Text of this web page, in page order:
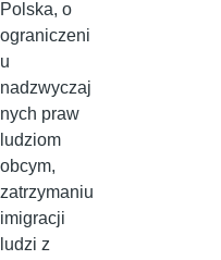
Polska, o
ograniczeni
u
nadzwyczaj
nych praw
ludziom
obcym,
zatrzymaniu
imigracji
ludzi z